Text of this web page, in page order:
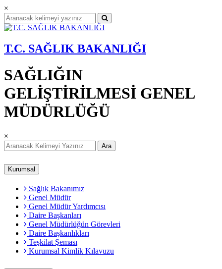
×
T.C. SAĞLIK BAKANLIĞI
SAĞLIĞIN
GELİŞTİRİLMESİ GENEL
MÜDÜRLÜĞÜ
×
Ara
Kurumsal
Sağlık Bakanımız
Genel Müdür
Genel Müdür Yardımcısı
Daire Başkanları
Genel Müdürlüğün Görevleri
Daire Başkanlıkları
Teşkilat Şeması
Kurumsal Kimlik Kılavuzu